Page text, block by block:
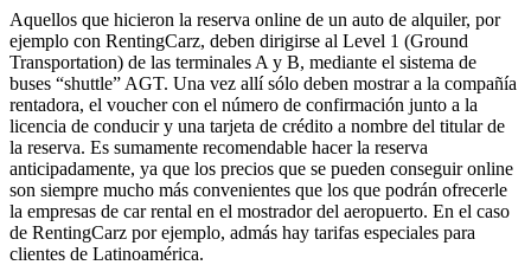
Aquellos que hicieron la reserva online de un auto de alquiler, por
ejemplo con RentingCarz, deben dirigirse al Level 1 (Ground
Transportation) de las terminales A y B, mediante el sistema de
buses “shuttle” AGT. Una vez allí sólo deben mostrar a la compañía
rentadora, el voucher con el número de confirmación junto a la
licencia de conducir y una tarjeta de crédito a nombre del titular de
la reserva. Es sumamente recomendable hacer la reserva
anticipadamente, ya que los precios que se pueden conseguir online
son siempre mucho más convenientes que los que podrán ofrecerle
la empresas de car rental en el mostrador del aeropuerto. En el caso
de RentingCarz por ejemplo, admás hay tarifas especiales para
clientes de Latinoamérica.